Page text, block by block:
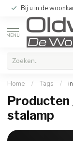
Bij u in de
MENU
Home / Tags /
stalamp